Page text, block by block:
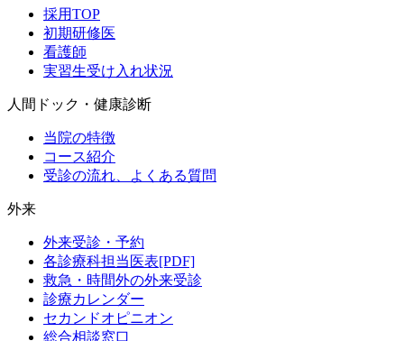
採用TOP
初期研修医
看護師
実習生受け入れ状況
人間ドック・健康診断
当院の特徴
コース紹介
受診の流れ、よくある質問
外来
外来受診・予約
各診療科担当医表[PDF]
救急・時間外の外来受診
診療カレンダー
セカンドオピニオン
総合相談窓口